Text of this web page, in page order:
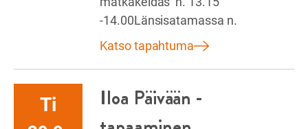
-14.00Länsisatamassa n.
Katso tapahtuma
Ti
Iloa Päivään -